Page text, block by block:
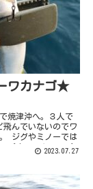
ワカナゴ★
焼津沖へ。３人で
んでいないのでワ
ジグやミノーでは
プウォーターのペ
先日の大掃除時に
2023.07.27